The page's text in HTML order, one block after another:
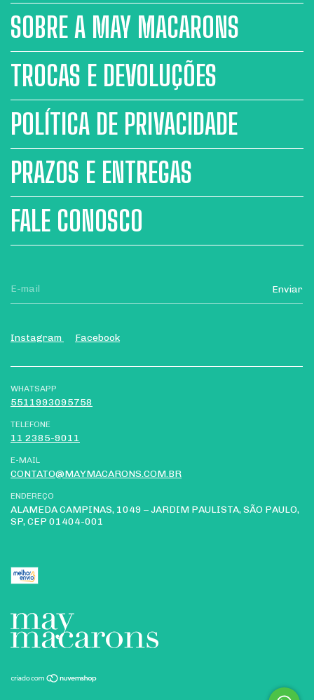
SOBRE A MAY MACARONS
TROCAS E DEVOLUÇÕES
POLÍTICA DE PRIVACIDADE
PRAZOS E ENTREGAS
FALE CONOSCO
Instagram Facebook
WHATSAPP
5511993095758
TELEFONE
11 2385-9011
E-MAIL
CONTATO@MAYMACARONS.COM.BR
ENDEREÇO
ALAMEDA CAMPINAS, 1049 – JARDIM PAULISTA, SÃO PAULO,
SP, CEP 01404-001